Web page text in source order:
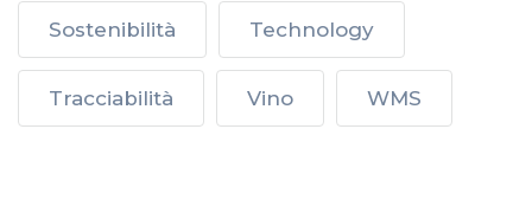
Sostenibilità Technology
Tracciabilità Vino WMS